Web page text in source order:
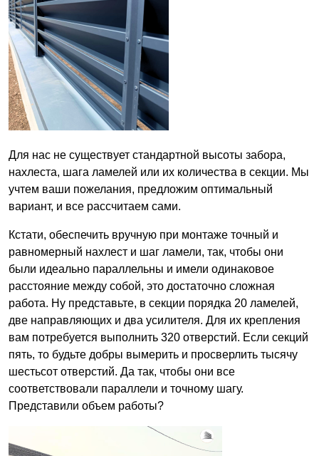
Для нас не существует стандартной высоты забора,
нахлеста, шага ламелей или их количества в секции. Мы
учтем ваши пожелания, предложим оптимальный
вариант, и все рассчитаем сами.
Кстати, обеспечить вручную при монтаже точный и
равномерный нахлест и шаг ламели, так, чтобы они
были идеально параллельны и имели одинаковое
расстояние между собой, это достаточно сложная
работа. Ну представьте, в секции порядка 20 ламелей,
две направляющих и два усилителя. Для их крепления
вам потребуется выполнить 320 отверстий. Если секций
пять, то будьте добры вымерить и просверлить тысячу
шестьсот отверстий. Да так, чтобы они все
соответствовали параллели и точному шагу.
Представили объем работы?